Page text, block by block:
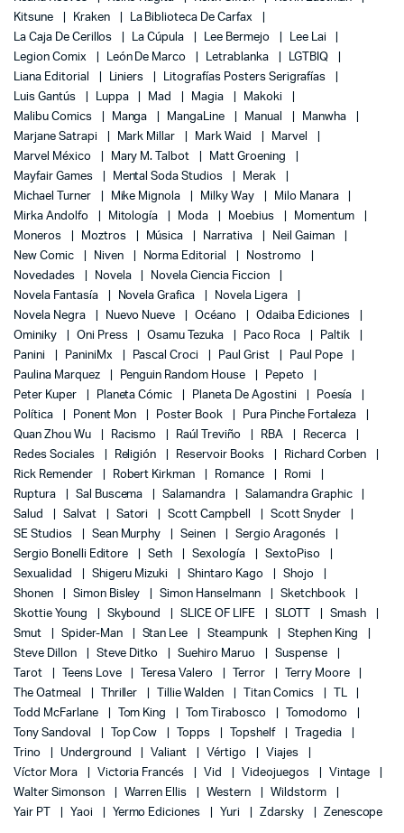
Kitsune
Kraken
La Biblioteca De Carfax
La Caja De Cerillos
La Cúpula Lee Bermejo
Lee Lai
Legion Comix
León De Marco Letrablanka
LGTBIQ
Liana Editorial
Liniers
Litografías Posters Serigrafías
Luis Gantús
Luppa Mad Magia
Makoki
Malibu Comics
Manga MangaLine Manual
Manwha
Marjane Satrapi
Mark Millar Mark Waid
Marvel
Marvel México
Mary M. Talbot
Matt Groening
Mayfair Games
Mental Soda Studios
Merak
Michael Turner
Mike Mignola Milky Way
Milo Manara
Mirka Andolfo
Mitología Moda Moebius
Momentum
Moneros
Moztros Música Narrativa
Neil Gaiman
New Comic
Niven Norma Editorial
Nostromo
Novedades
Novela
Novela Ciencia Ficcion
Novela Fantasía
Novela Grafica
Novela Ligera
Novela Negra
Nuevo Nueve Océano
Odaiba Ediciones
Ominiky
Oni Press Osamu Tezuka Paco Roca
Paltik
Panini
PaniniMx Pascal Croci Paul Grist
Paul Pope
Paulina Marquez
Penguin Random House
Pepeto
Peter Kuper
Planeta Cómic Planeta De Agostini
Poesía
Política
Ponent Mon Poster Book
Pura Pinche Fortaleza
Quan Zhou Wu
Racismo Raúl Treviño RBA
Recerca
Redes Sociales
Religión Reservoir Books
Richard Corben
Rick Remender
Robert Kirkman Romance
Romi
Ruptura
Sal Buscema Salamandra
Salamandra Graphic
Salud
Salvat Satori Scott Campbell
Scott Snyder
SE Studios
Sean Murphy Seinen
Sergio Aragonés
Sergio Bonelli Editore
Seth Sexología
SextoPiso
Sexualidad
Shigeru Mizuki Shintaro Kago
Shojo
Shonen
Simon Bisley Simon Hanselmann
Sketchbook
Skottie Young
Skybound SLICE OF LIFE SLOTT
Smash
Smut
Spider-Man Stan Lee Steampunk
Stephen King
Steve Dillon
Steve Ditko Suehiro Maruo
Suspense
Tarot
Teens Love Teresa Valero Terror
Terry Moore
The Oatmeal
Thriller Tillie Walden Titan Comics
TL
Todd McFarlane
Tom King Tom Tirabosco
Tomodomo
Tony Sandoval
Top Cow Topps Topshelf
Tragedia
Trino
Underground Valiant Vértigo
Viajes
Víctor Mora
Victoria Francés Vid Videojuegos
Vintage
Walter Simonson
Warren Ellis Western
Wildstorm
Yair PT
Yaoi Yermo Ediciones Yuri Zdarsky Zenescope